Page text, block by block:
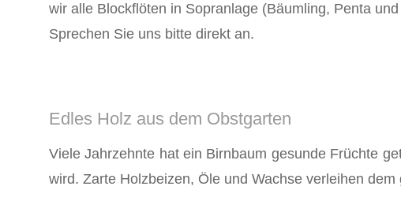
wir alle Blockflöten in Sopranlage (Bäumling, Penta
Sprechen Sie uns bitte direkt an.
Edles Holz aus dem Obstgarten
Viele Jahrzehnte hat ein Birnbaum gesunde Früchte
wird. Zarte Holzbeizen, Öle und Wachse verleihen